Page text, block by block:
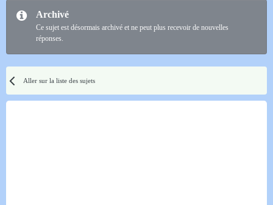
Archivé
Ce sujet est désormais archivé et ne peut plus recevoir de nouvelles
réponses.
Aller sur la liste des sujets